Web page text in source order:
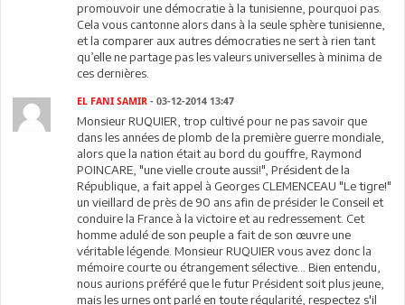
promouvoir une démocratie à la tunisienne, pourquoi pas.
Cela vous cantonne alors dans à la seule sphère tunisienne,
et la comparer aux autres démocraties ne sert à rien tant
qu’elle ne partage pas les valeurs universelles à minima de
ces dernières.
EL FANI SAMIR - 03-12-2014 13:47
Monsieur RUQUIER, trop cultivé pour ne pas savoir que
dans les années de plomb de la première guerre mondiale,
alors que la nation était au bord du gouffre, Raymond
POINCARE, "une vielle croute aussi!", Président de la
République, a fait appel à Georges CLEMENCEAU "Le tigre!"
un vieillard de près de 90 ans afin de présider le Conseil et
conduire la France à la victoire et au redressement. Cet
homme adulé de son peuple a fait de son œuvre une
véritable légende. Monsieur RUQUIER vous avez donc la
mémoire courte ou étrangement sélective... Bien entendu,
nous aurions préféré que le futur Président soit plus jeune,
mais les urnes ont parlé en toute régularité, respectez s'il